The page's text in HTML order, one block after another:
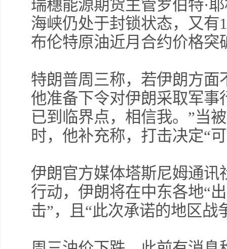
瑞穗能源期货主管罗伯特·
海峡仍处于封锁状态，又有
布伦特原油近月合约价格突
特朗普周三称，若伊朗方面
他准备下令对伊朗采取军事
已到临界点，相信我。”当
时，他补充称，打击决定“
伊朗官方媒体塔斯尼姆通
行动，伊朗将在中东各地“
击”，且“此次承诺的地区战
许